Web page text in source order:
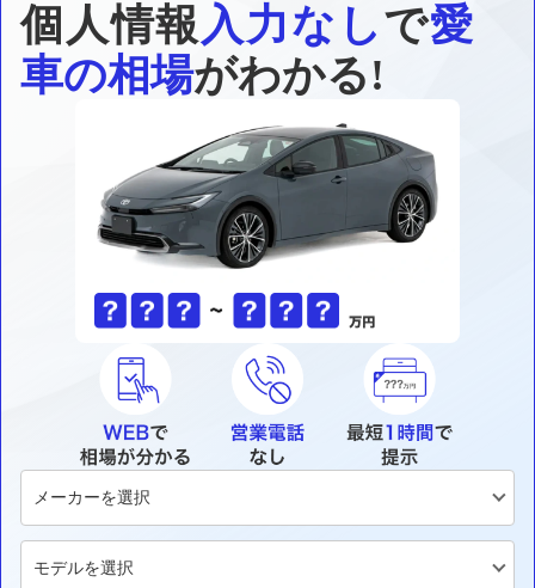
個人情報入力なしで愛
車の相場がわかる!